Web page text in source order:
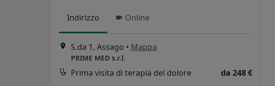
Indirizzo Online
S.da 1, Assago • Mappa
PRIME MED s.r.l.
Prima visita di terapia del dolore da 248 €